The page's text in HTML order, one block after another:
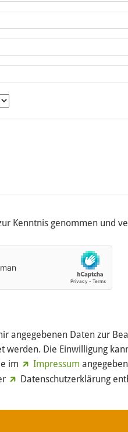
Kenntnis genommen und
angegebenen Daten zur
Die Einwilligung
im Impressum
Datenschutzerklärung